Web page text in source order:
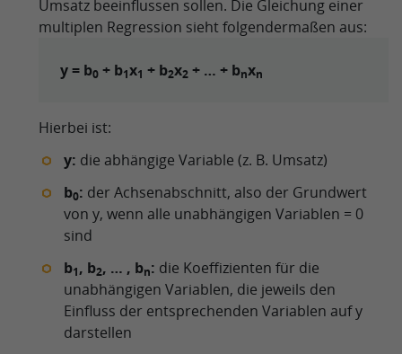
Umsatz beeinflussen sollen. Die Gleichung einer
multiplen Regression sieht folgendermaßen aus:
y = b0 + b1x1 + b2x2 + … + bnxn
Hierbei ist:
y: die abhängige Variable (z. B. Umsatz)
b0: der Achsenabschnitt, also der Grundwert
von y, wenn alle unabhängigen Variablen = 0
sind
b1, b2, … , bn: die Koeffizienten für die
unabhängigen Variablen, die jeweils den
Einfluss der entsprechenden Variablen auf y
darstellen